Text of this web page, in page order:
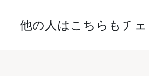
他の人はこちらもチ